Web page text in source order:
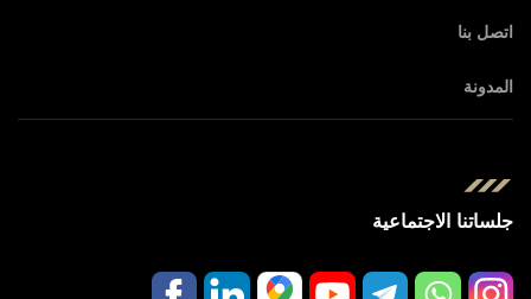
اتصل بنا
المدونة
جلساتنا الاجتماعية